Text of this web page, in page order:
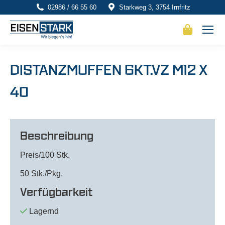
02986 / 66 55 60 Starkweg 3, 3754 Irnfritz
DISTANZMUFFEN 6KT.VZ M12 X
40
Beschreibung
Preis/100 Stk.
50 Stk./Pkg.
Verfügbarkeit
Lagernd